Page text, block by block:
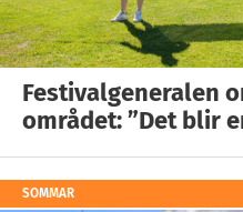
Festivalgeneralen
området: ”Det blir
SOMMAR